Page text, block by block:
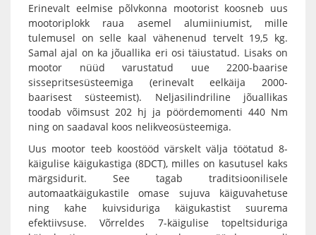
Erinevalt eelmise põlvkonna mootorist koosneb uus
mootoriplokk raua asemel alumiiniumist, mille
tulemusel on selle kaal vähenenud tervelt 19,5 kg.
Samal ajal on ka jõuallika eri osi täiustatud. Lisaks on
mootor nüüd varustatud uue 2200-baarise
sissepritsesüsteemiga (erinevalt eelkäija 2000-
baarisest süsteemist). Neljasilindriline jõuallikas
toodab võimsust 202 hj ja pöördemomenti 440 Nm
ning on saadaval koos nelikveosüsteemiga.
Uus mootor teeb koostööd värskelt välja töötatud 8-
käigulise käigukastiga (8DCT), milles on kasutusel kaks
märgsidurit. See tagab traditsioonilisele
automaatkäigukastile omase sujuva käiguvahetuse
ning kahe kuivsiduriga käigukastist suurema
efektiivsuse. Võrreldes 7-käigulise topeltsiduriga